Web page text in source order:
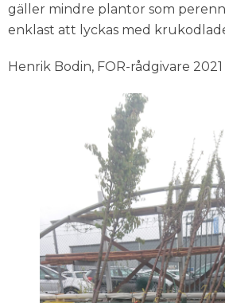
gäller mindre plantor som
enklast att lyckas med
Henrik Bodin, FOR-rådgivare 2021